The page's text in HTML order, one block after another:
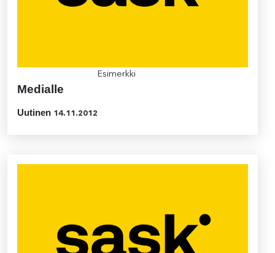
Medialle
Uutinen 14.11.2012
Esimerkki